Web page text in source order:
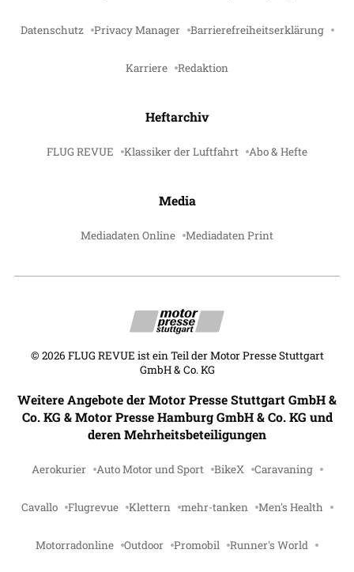
Datenschutz Privacy Manager Barrierefreiheitserklärung
Karriere Redaktion
Heftarchiv
FLUG REVUE Klassiker der Luftfahrt Abo & Hefte
Media
Mediadaten Online Mediadaten Print
© 2026 FLUG REVUE ist ein Teil der Motor Presse Stuttgart
GmbH & Co. KG
Weitere Angebote der Motor Presse Stuttgart GmbH &
Co. KG & Motor Presse Hamburg GmbH & Co. KG und
deren Mehrheitsbeteiligungen
Aerokurier Auto Motor und Sport BikeX Caravaning
Cavallo Flugrevue Klettern mehr-tanken Men's Health
Motorradonline Outdoor Promobil Runner's World